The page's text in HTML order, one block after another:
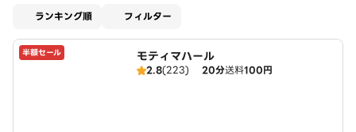
ランキング順 フィルター
半額セール モティマハール
2.8(223) 20分送料100円